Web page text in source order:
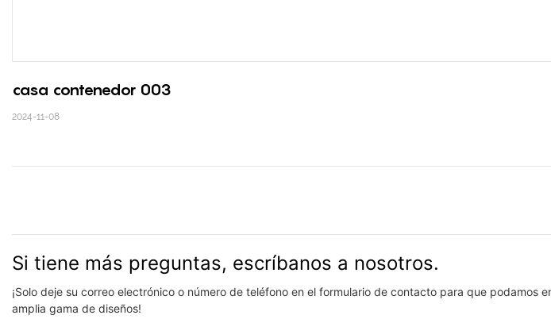
casa contenedor 003
2024-11-08
Si tiene más preguntas, escríbanos a nosotros.
¡Solo deje su correo electrónico o número de teléfono en el formulario de contacto para que podamos
amplia gama de diseños!